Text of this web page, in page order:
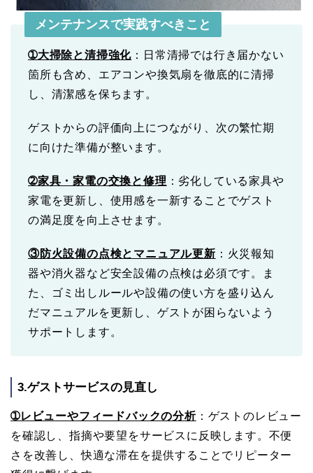
メンテナンスで実践すべきこと
➀大掃除と清掃強化 ：日常清掃では行き届かない
箇所も含め、エアコンや換気扇を徹底的に清掃
し、清潔感を保ちます。
ゲストからの評価向上につながり、次の繁忙期
に向けた準備が整います。
➁家具・家電の交換と修理 ：劣化している家具や
家電を更新し、使用感を一新することでゲスト
の満足度を向上させます。
③防火設備の点検とマニュアル更新 ：火災報知
器や消火器など安全設備の点検は必須です。ま
た、ゴミ出しルールや設備の使い方を盛り込ん
だマニュアルを更新し、ゲストが困らないよう
サポートします。
3.ゲストサービスの見直し
➀レビューやフィードバックの分析：ゲストのレビュー
を確認し、指摘や要望をサービスに反映します。不便
さを改善し、快適な滞在を提供することでリピーター